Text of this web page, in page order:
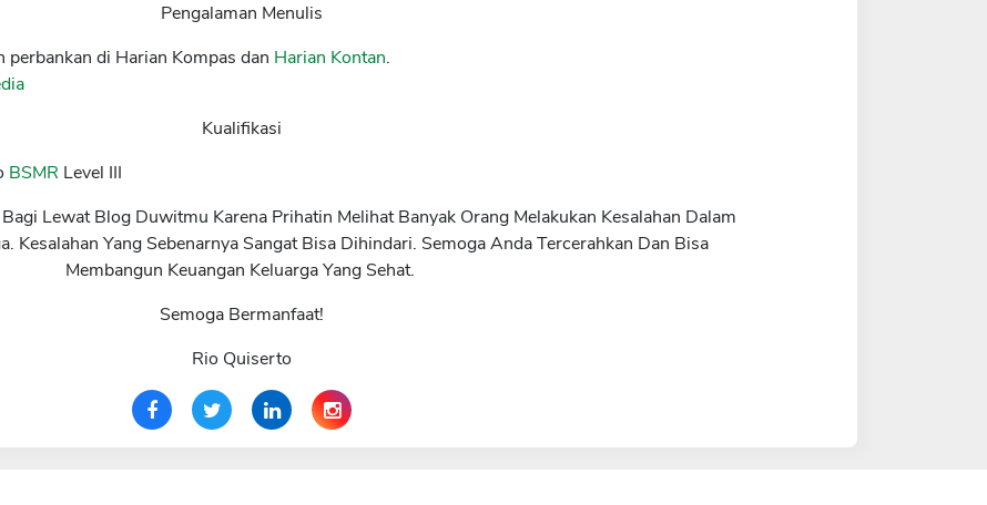
Pengalaman Menulis
di Harian Kompas dan Harian Kontan.
Kualifikasi
BSMR Level III
Lewat Blog Duwitmu Karena Prihatin Melihat Banyak Orang Melakukan Kesalahan Dalam
Kesalahan Yang Sebenarnya Sangat Bisa Dihindari. Semoga Anda Tercerahkan Dan Bisa
Membangun Keuangan Keluarga Yang Sehat.
Semoga Bermanfaat!
Rio Quiserto